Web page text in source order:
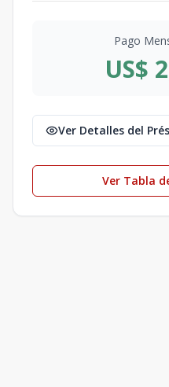
Pago
US$
Ver Detalles del
Ver Tabla